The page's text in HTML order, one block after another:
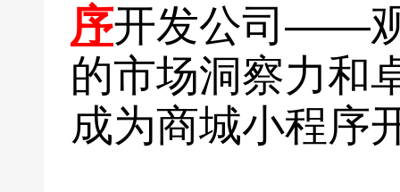
序开发公司——
的市场洞察力和
成为商城小程序